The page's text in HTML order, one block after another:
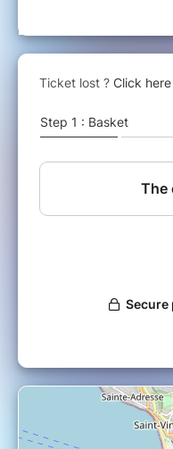
A cet égard, le
sentinelles est une
efficace. Une
changements de
Frank Le Foll,
biologie des
Havre Normandie
Havre Normandie
présenter le projet